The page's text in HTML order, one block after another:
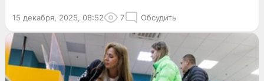
15 декабря, 2025, 08:52 7 Обсудить